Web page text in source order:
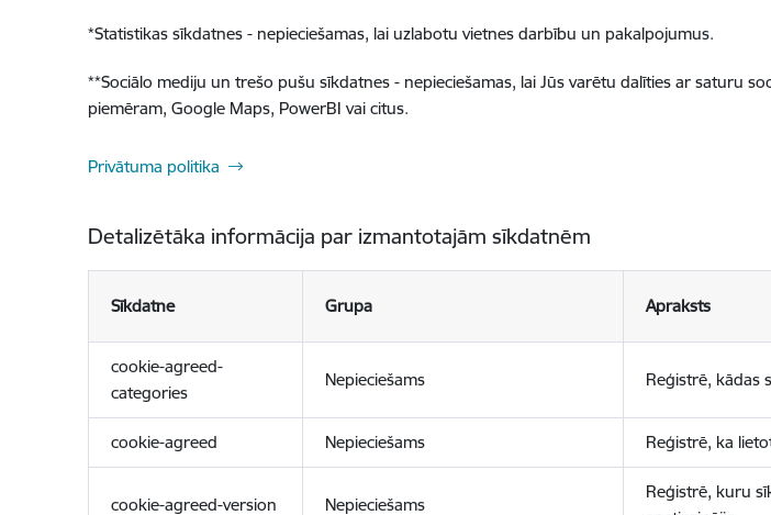
*Statistikas sīkdatnes - nepieciešamas, lai uzlabotu vietnes darbību un pakalpojumus.
**Sociālo mediju un trešo pušu sīkdatnes - nepieciešamas, lai Jūs varētu dalīties ar saturu
piemēram, Google Maps, PowerBI vai citus.
Privātuma politika
Detalizētāka informācija par izmantotajām sīkdatnēm
Sīkdatne Grupa Apraksts
cookie-agreed-
categories
Nepieciešams Reģistrē, kādas
cookie-agreed Nepieciešams Reģistrē, ka
cookie-agreed-version Nepieciešams
Reģistrē, kuru